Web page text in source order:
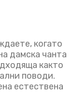
когато
дамска чанта
както
поводи.
естествена